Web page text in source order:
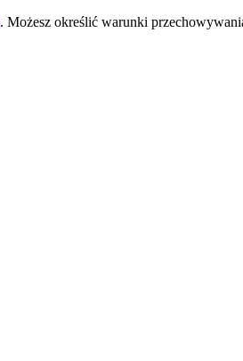
. Możesz określić warunki